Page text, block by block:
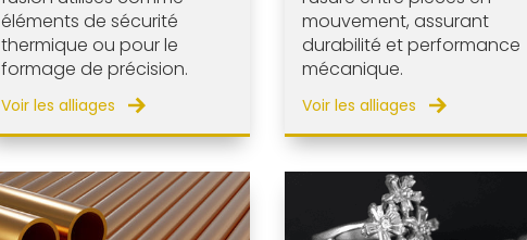
éléments de sécurité
thermique ou pour le
formage de précision.
Voir les alliages
mouvement, assurant
durabilité et performance
mécanique.
Voir les alliages